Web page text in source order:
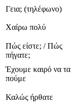
Γεια; (τηλέφωνο)
Χαίρω πολύ
Πώς είστε; / Πώς
πήγατε;
Έχουμε καιρό να τα
πούμε
Καλώς ήρθατε